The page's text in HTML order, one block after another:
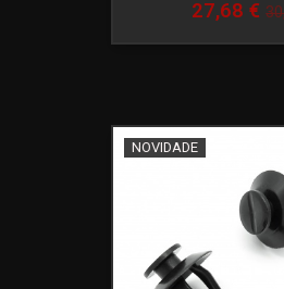
27,68 €
NOVIDADE